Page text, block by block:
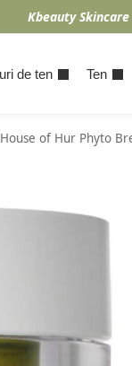
Kbeauty
de ten Ten
House of Hur Phyto